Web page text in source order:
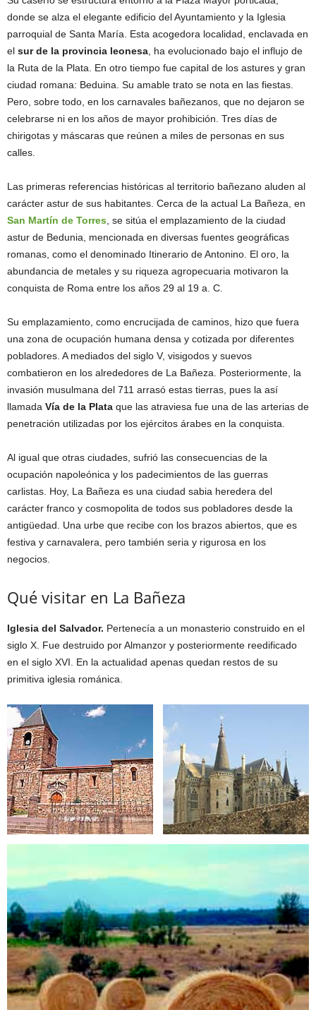
donde se alza el elegante edificio del Ayuntamiento y la Iglesia
parroquial de Santa María. Esta acogedora localidad, enclavada en
el sur de la provincia leonesa , ha evolucionado bajo el influjo de
la Ruta de la Plata. En otro tiempo fue capital de los astures y gran
ciudad romana: Beduina. Su amable trato se nota en las fiestas.
Pero, sobre todo, en los carnavales bañezanos, que no dejaron se
celebrarse ni en los años de mayor prohibición. Tres días de
chirigotas y máscaras que reúnen a miles de personas en sus
calles.
Las primeras referencias históricas al territorio bañezano aluden al
carácter astur de sus habitantes. Cerca de la actual La Bañeza, en
San Martín de Torres , se sitúa el emplazamiento de la ciudad
astur de Bedunia, mencionada en diversas fuentes geográficas
romanas, como el denominado Itinerario de Antonino. El oro, la
abundancia de metales y su riqueza agropecuaria motivaron la
conquista de Roma entre los años 29 al 19 a. C.
Su emplazamiento, como encrucijada de caminos, hizo que fuera
una zona de ocupación humana densa y cotizada por diferentes
pobladores. A mediados del siglo V, visigodos y suevos
combatieron en los alrededores de La Bañeza. Posteriormente, la
invasión musulmana del 711 arrasó estas tierras, pues la así
llamada Vía de la Plata que las atraviesa fue una de las arterias de
penetración utilizadas por los ejércitos árabes en la conquista.
Al igual que otras ciudades, sufrió las consecuencias de la
ocupación napoleónica y los padecimientos de las guerras
carlistas. Hoy, La Bañeza es una ciudad sabia heredera del
carácter franco y cosmopolita de todos sus pobladores desde la
antigüedad. Una urbe que recibe con los brazos abiertos, que es
festiva y carnavalera, pero también seria y rigurosa en los
negocios.
Qué visitar en La Bañeza
Iglesia del Salvador. Pertenecía a un monasterio construido en el
siglo X. Fue destruido por Almanzor y posteriormente reedificado
en el siglo XVI. En la actualidad apenas quedan restos de su
primitiva iglesia románica.